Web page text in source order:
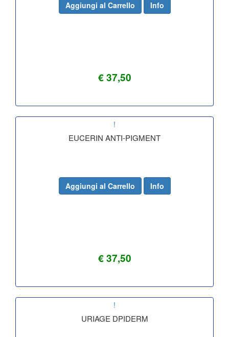
€ 37,50
Aggiungi al Carrello Info
!
EUCERIN ANTI-PIGMENT
€ 37,50
Aggiungi al Carrello Info
!
URIAGE DPIDERM